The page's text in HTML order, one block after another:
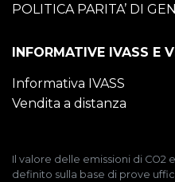
POLITICA PARITA’ DI
INFORMATIVE IVASS E
Informativa IVASS
Vendita a distanza
Il valore delle emissioni di CO2
definito sulla base di prove